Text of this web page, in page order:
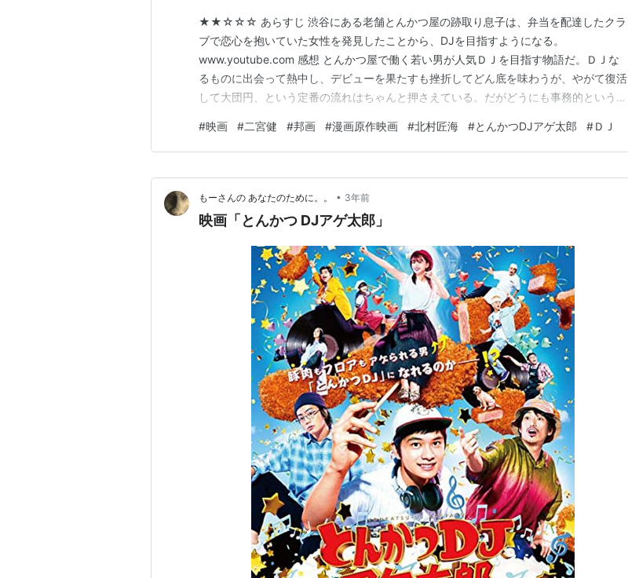
★★☆☆☆ あらすじ 渋谷にある老舗とんかつ屋の跡取り息子は、弁当を配達したクラ
ブで恋心を抱いていた女性を発見したことから、DJを目指すようになる。
www.youtube.com 感想 とんかつ屋で働く若い男が人気ＤＪを目指す物語だ。ＤＪな
るものに出会って熱中し、デビューを果たすも挫折してどん底を味わうが、やがて復活
して大団円、という定番の流れはちゃんと押さえている。だがどうにも事務的というか
をちゃんと描かないのが解せなかった。ＤＪプレイを初めて見た時の衝撃や初めて自分
でプレイするワクワク、ＤＪデビューの際のドキド…
#映画 #二宮健 #邦画 #漫画原作映画 #北村匠海 #とんかつDJアゲ太郎 #ＤＪ
もーさんの あなたのために。。 • 3年前
映画「とんかつ DJアゲ太郎」